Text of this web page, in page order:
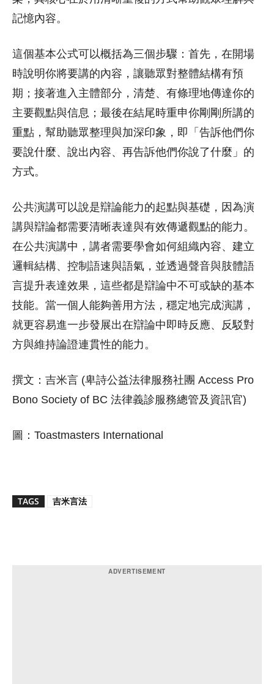
記憶內容。
這個基本公式可以概括為三個步驟：首先，在開場
時說明你將要講的內容，讓聽眾對整體結構有預
期；接著進入主體部分，清楚、有條理地傳達你的
主要觀點與信息；最後在結尾時重申你剛剛所講的
重點，幫助聽眾整理與加深印象，即「告訴他們你
要說什麼、說出內容、再告訴他們你說了什麼」的
方式。
公共演講可以說是辯論能力的起點與基礎，因為演
講與辯論都需要清晰表達與有效傳遞觀點的能力。
在公共演講中，講者需要學會如何組織內容、建立
邏輯結構、控制語速與語氣，並透過聲音與肢體語
言提升表達效果，這些都是辯論中不可或缺的基本
技能。當一個人能夠善用方法，穩定地完成演講，
就更容易進一步發展出在辯論中即時反應、反駁對
方與維持論證連貫性的能力。
撰文：吉米言 (卑詩公益法律服務社團 Access Pro
Bono Society of BC 法律義診服務總管及資訊官)
圖：Toastmasters International
TAGS 吉米言法